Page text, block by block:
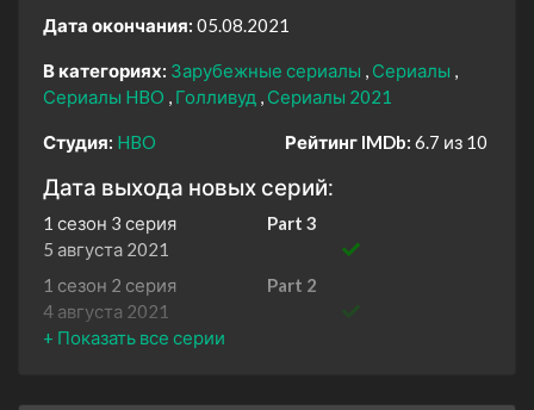
Дата окончания: 05.08.2021
В категориях: Зарубежные сериалы
Сериалы
Сериалы HBO
Голливуд Сериалы 2021
Студия: HBO Рейтинг IMDb: 6.7 из 10
Дата выхода новых серий:
1 сезон 3 серия
Part 3
5 августа 2021
1 сезон 2 серия
Part 2
4 августа 2021
1 сезон 1 серия